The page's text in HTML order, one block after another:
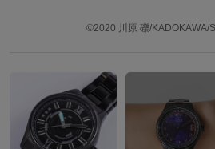
ーズ・ロザリオ編＞、ユージオ、アリスら
0周年、2023年にゲーム10周年を迎えた、
ューズ、バッグをはじめ、スマートフォ
ードアート・オンライン』コラボファッシ
ます。
©2020 川原 礫/KADOKAWA/